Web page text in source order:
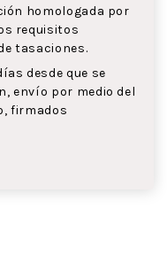
homologada por
requisitos
tasaciones.
desde que se
envío por medio del
firmados